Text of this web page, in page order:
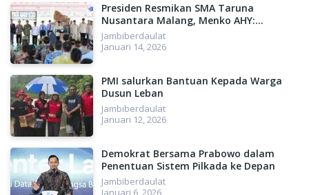
Presiden Resmikan SMA Taruna
Nusantara Malang, Menko AHY:
Menyiapkan SDM Unggul, Menuju
Indonesia Emas 2045
Jambiberdaulat
Januari 14, 2026
PMI salurkan Bantuan Kepada Warga
Dusun Leban
Jambiberdaulat
Januari 12, 2026
Demokrat Bersama Prabowo dalam
Penentuan Sistem Pilkada ke Depan
Jambiberdaulat
Januari 6, 2026